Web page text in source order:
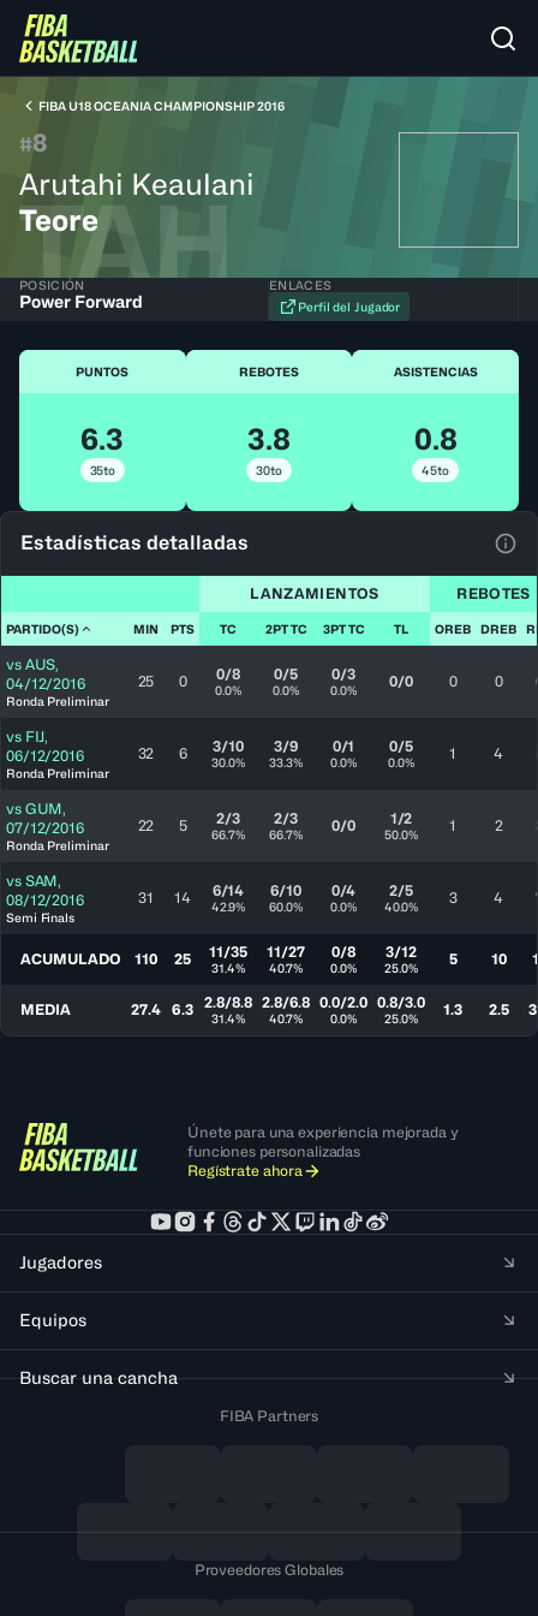
FIBA U18 OCEANIA CHAMPIONSHIP 2016
#8
Arutahi Keaulani
Teore
TAH
POSICIÓN
Power Forward
ENLACES
Perfil del Jugador
PUNTOS
6.3
35to
REBOTES
3.8
30to
ASISTENCIAS
0.8
45to
Estadísticas detalladas
LANZAMIENTOS REBOTES
PARTIDO(S) MIN PTS TC 2PT TC 3PT TC TL OREB DREB
vs AUS,
04/12/2016
Ronda Preliminar
25 0 0/8
0.0%
0/5
0.0%
0/3
0.0% 0/0 0 0
vs FIJ,
06/12/2016
Ronda Preliminar
32 6 3/10
30.0%
3/9
33.3%
0/1
0.0%
0/5
0.0% 1 4
vs GUM,
07/12/2016
Ronda Preliminar
22 5 2/3
66.7%
2/3
66.7% 0/0 1/2
50.0% 1 2
vs SAM,
08/12/2016
Semi Finals
31 14 6/14
42.9%
6/10
60.0%
0/4
0.0%
2/5
40.0% 3 4
ACUMULADO 110 25 11/35
31.4%
11/27
40.7%
0/8
0.0%
3/12
25.0% 5 10
MEDIA 27.4 6.3 2.8/8.8
31.4%
2.8/6.8
40.7%
0.0/2.0
0.0%
0.8/3.0
25.0% 1.3 2.5
Únete para una experiencia mejorada y
funciones personalizadas
Regístrate ahora
Jugadores
Equipos
Buscar una cancha
FIBA Partners
Proveedores Globales